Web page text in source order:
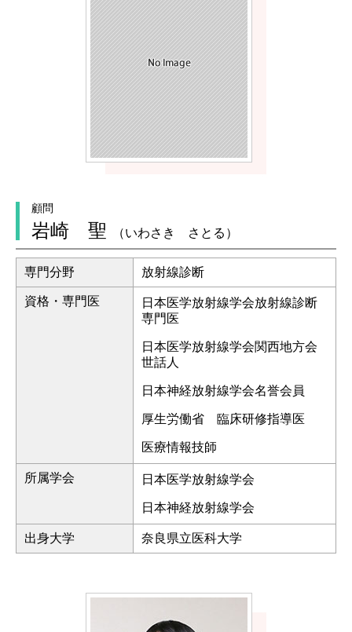
顧問
岩崎 聖 （いわさき さとる）
専門分野 放射線診断
資格・専門医
日本医学放射線学会放射線診断
専門医
日本医学放射線学会関西地方会
世話人
日本神経放射線学会名誉会員
厚生労働省 臨床研修指導医
医療情報技師
所属学会 日本医学放射線学会
日本神経放射線学会
出身大学 奈良県立医科大学